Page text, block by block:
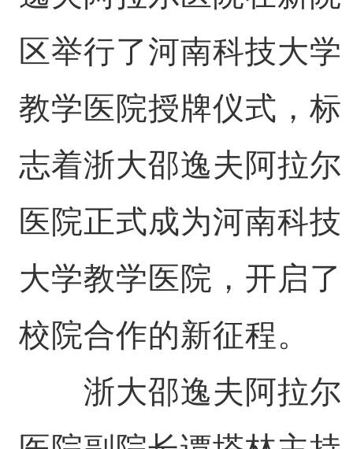
区举行了河南科技大学
教学医院授牌仪式，标
志着浙大邵逸夫阿拉尔
医院正式成为河南科技
大学教学医院，开启了
校院合作的新征程。
浙大邵逸夫阿拉尔